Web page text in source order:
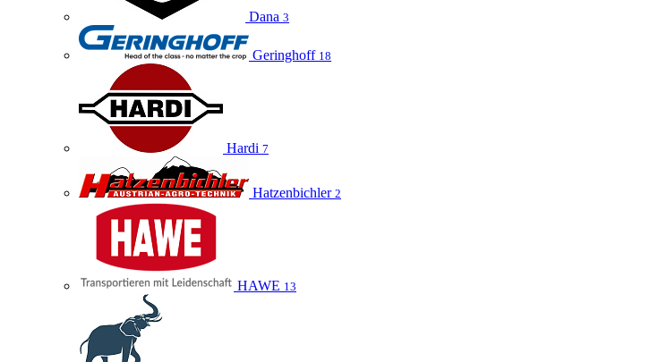
Dana 3
Geringhoff 18
Hardi 7
Hatzenbichler 2
HAWE 13